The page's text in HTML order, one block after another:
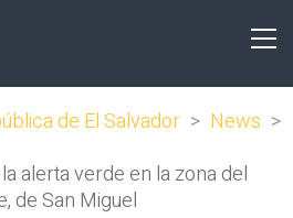
de El Salvador > News >
alerta verde en la zona del
de San Miguel